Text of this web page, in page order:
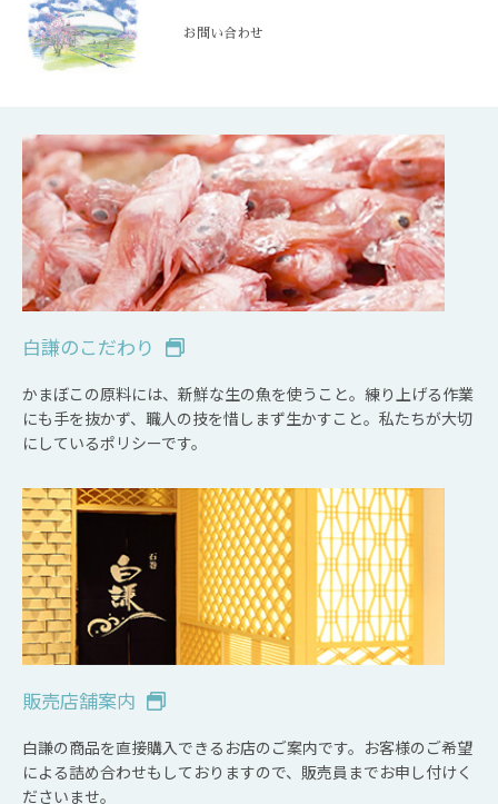
お問い合わせ
白謙のこだわり
かまぼこの原料には、新鮮な生の魚を使うこと。練り上げる作業
にも手を抜かず、職人の技を惜しまず生かすこと。私たちが大切
にしているポリシーです。
販売店舗案内
白謙の商品を直接購入できるお店のご案内です。お客様のご希望
による詰め合わせもしておりますので、販売員までお申し付けく
ださいませ。